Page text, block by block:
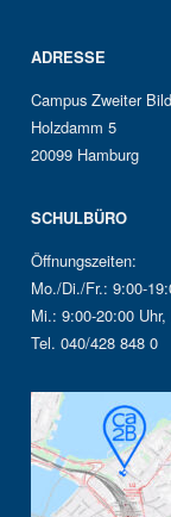
ADRESSE
Campus Zweiter
Holzdamm 5
20099 Hamburg
SCHULBÜRO
Öffnungszeiten:
Mo./Di./Fr.: 9:00-
Mi.: 9:00-20:00
Tel. 040/428 848 0